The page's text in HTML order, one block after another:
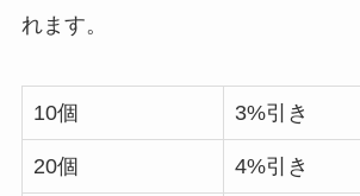
れます。
10個 3%引き
20個 4%引き